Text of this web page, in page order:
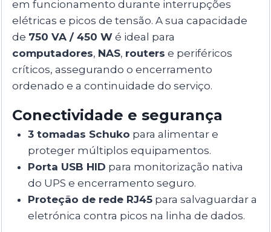
em funcionamento durante interrupções
elétricas e picos de tensão. A sua capacidade
de 750 VA / 450 W é ideal para
computadores, NAS, routers e periféricos
críticos, assegurando o encerramento
ordenado e a continuidade do serviço.
Conectividade e segurança
3 tomadas Schuko para alimentar e
proteger múltiplos equipamentos.
Porta USB HID para monitorização nativa
do UPS e encerramento seguro.
Proteção de rede RJ45para salvaguardar a
eletrónica contra picos na linha de dados.